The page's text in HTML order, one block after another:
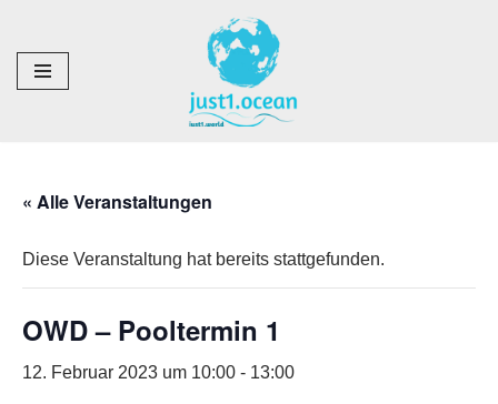
Zum
Inhalt
« Alle Veranstaltungen
Diese Veranstaltung hat bereits stattgefunden.
OWD – Pooltermin 1
12. Februar 2023 um 10:00 - 13:00